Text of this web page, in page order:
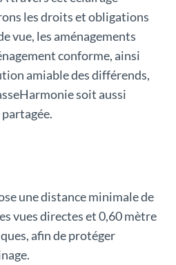
les droits et obligations
vue, les aménagements
conforme, ainsi
amiable des différends,
soit aussi
une distance minimale de
vues directes et 0,60 mètre
afin de protéger